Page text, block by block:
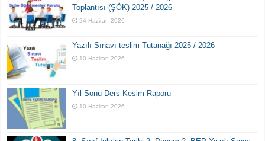
Toplantısı (ŞÖK) 2025 / 2026
24 Haziran 2026
Yazılı Sınavı teslim Tutanağı 2025 / 2026
10 Haziran 2026
Yıl Sonu Ders Kesim Raporu
10 Haziran 2026